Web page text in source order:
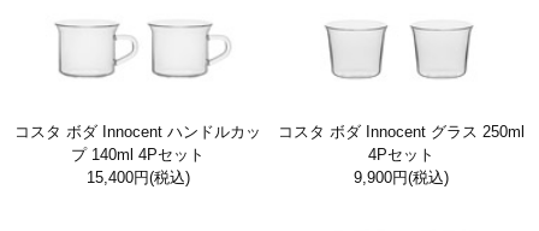
コスタ ボダ Innocent ハンドルカッ
プ 140ml 4Pセット
15,400円(税込)
コスタ ボダ Innocent グラス 250ml
4Pセット
9,900円(税込)